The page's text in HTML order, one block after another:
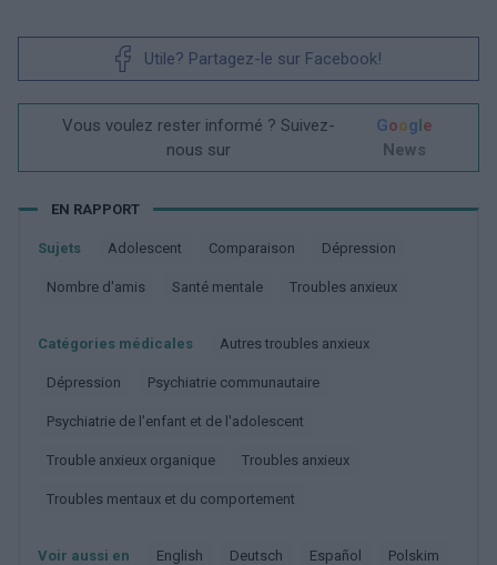
Utile? Partagez-le sur Facebook!
Vous voulez rester informé ? Suivez-
nous sur
Google
News
EN RAPPORT
Sujets Adolescent Comparaison Dépression
Nombre d'amis Santé mentale Troubles anxieux
Catégories médicales Autres troubles anxieux
Dépression Psychiatrie communautaire
Psychiatrie de l'enfant et de l'adolescent
Trouble anxieux organique Troubles anxieux
Troubles mentaux et du comportement
Voir aussi en english deutsch español polskim